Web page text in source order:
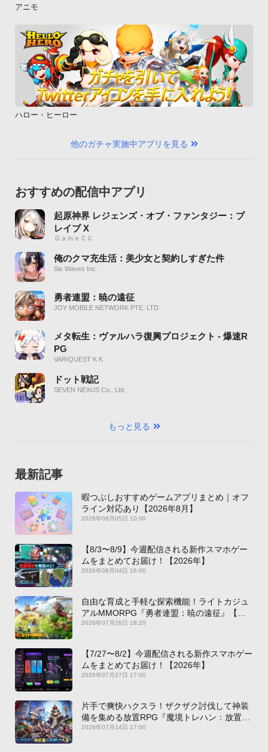
アニモ
ハロー・ヒーロー
他のガチャ実施中アプリを見る
おすすめの配信中アプリ
起原神界 レジェンズ・オブ・ファンタジー：ブ
レイブ X
ＧａｍｅＣＣ
俺のクマ充生活：美少女と契約しすぎた件
Six Waves Inc.
勇者連盟：暁の遠征
JOY MOBILE NETWORK PTE. LTD.
メタ転生：ヴァルハラ復興プロジェクト - 爆速R
PG
VARIQUEST K K
ドット戦記
SEVEN NEXUS Co., Ltd.
もっと見る
最新記事
暇つぶしおすすめゲームアプリまとめ｜オフ
ライン対応あり【2026年8月】
2026年08月05日 10:00
【8/3〜8/9】今週配信される新作スマホゲー
ムをまとめてお届け！【2026年】
2026年08月04日 16:00
自由な育成と手軽な探索機能！ライトカジュ
アルMMORPG『勇者連盟：暁の遠征』【最
新作PICKUP】
2026年07月28日 18:20
【7/27〜8/2】今週配信される新作スマホゲー
ムをまとめてお届け！【2026年】
2026年07月27日 17:00
片手で爽快ハクスラ！ザクザク討伐して神装
備を集める放置RPG『魔境トレハン：放置で
神装備』【最新作PICKUP】
2026年07月14日 17:00